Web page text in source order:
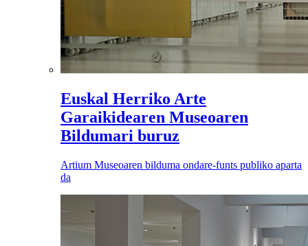
Euskal Herriko Arte
Garaikidearen Museoaren
Bildumari buruz
Artium Museoaren bilduma ondare-funts publiko aparta
da